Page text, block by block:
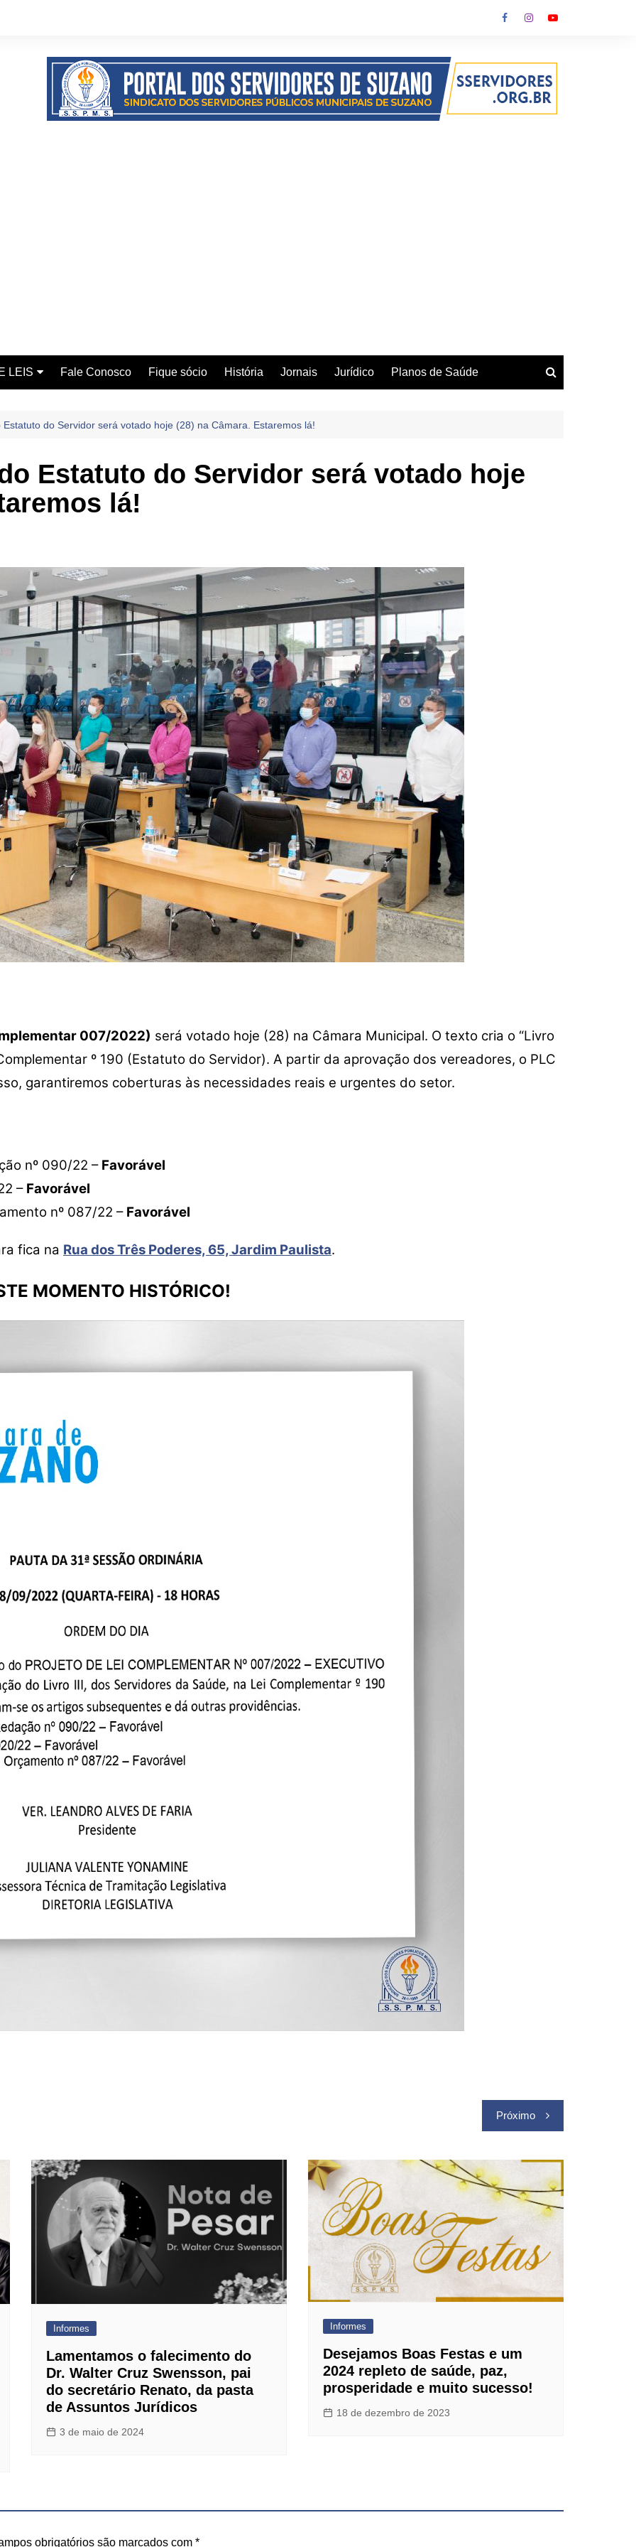
LEIS Fale Conosco Fique sócio História Jornais Jurídico Planos de Saúde
do Servidor será votado hoje (28) na Câmara. Estaremos lá!
Estatuto do Servidor será votado hoje
lá!
007/2022) será votado hoje (28) na Câmara Municipal. O texto cria o “Livro
º 190 (Estatuto do Servidor). A partir da aprovação dos vereadores, o PLC
garantiremos coberturas às necessidades reais e urgentes do setor.
nº 090/22 – Favorável
– Favorável
nº 087/22 – Favorável
fica na Rua dos Três Poderes, 65, Jardim Paulista.
MOMENTO HISTÓRICO!
Próximo
Informes
Lamentamos o falecimento do
Dr. Walter Cruz Swensson, pai
do secretário Renato, da pasta
de Assuntos Jurídicos
3 de maio de 2024
Informes
Desejamos Boas Festas e um
2024 repleto de saúde, paz,
prosperidade e muito sucesso!
18 de dezembro de 2023
obrigatórios são marcados com *